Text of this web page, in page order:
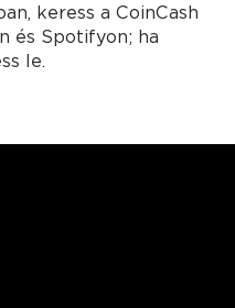
keress a CoinCash
és Spotifyon; ha
le.